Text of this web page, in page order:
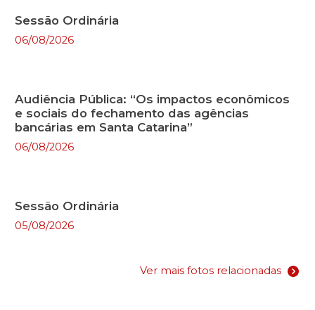
Sessão Ordinária
06/08/2026
Audiência Pública: “Os impactos econômicos
e sociais do fechamento das agências
bancárias em Santa Catarina”
06/08/2026
Sessão Ordinária
05/08/2026
Ver mais fotos relacionadas